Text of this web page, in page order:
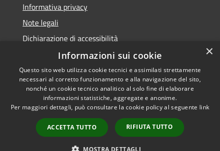
Informativa privacy
Note legali
Dichiarazione di accessibilità
Accessibilità
Privacy
Mappa del sito
Copyright © 2026 • Comune di
San Nicolò d'Arcidano •
Powered byMunicipium •
Accesso redazione
×
Informazioni sui cookie
Questo sito web utilizza cookie tecnici e assimilati strettamente
necessari al corretto funzionamento e alla navigazione del sito,
nonché un cookie tecnico analitico al solo fine di elaborare
informazioni statistiche, aggregate e anonime.
Per maggiori dettagli, può consultare la cookie policy al seguente link
ACCETTA TUTTO RIFIUTA TUTTO
MOSTRA DETTAGLI